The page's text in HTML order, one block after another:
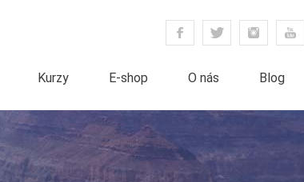
Kurzy E-shop O nás Blog